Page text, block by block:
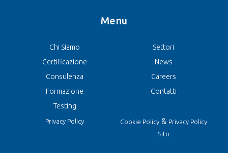
Menu
Chi Siamo
Certificazione
Consulenza
Formazione
Testing
Privacy Policy
Settori
News
Careers
Contatti
Cookie Policy& Privacy Policy
Sito